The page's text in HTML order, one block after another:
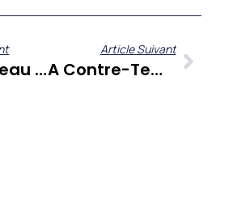
Suzy Trebeau Dans « Sé Zafè Nou » : Un Regard Éclairé Sur Les Défis Sociétaux De Nos Îles
Article Suivant
A Contre-Temps Du 5 Novembre 2021 : Décryptage Des Tensions Sociales, Économiques Et Politiques Aux Antilles-Guyane